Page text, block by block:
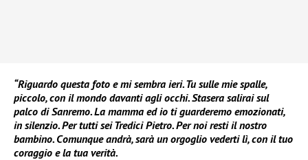
“Riguardo questa foto e mi sembra ieri. Tu sulle mie spalle,
piccolo, con il mondo davanti agli occhi. Stasera salirai sul
palco di Sanremo. La mamma ed io ti guarderemo emozionati,
in silenzio. Per tutti sei Tredici Pietro. Per noi resti il nostro
bambino. Comunque andrà, sarà un orgoglio vederti lì, con il tuo
coraggio e la tua verità.